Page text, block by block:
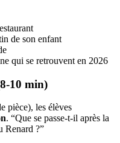
de son enfant
qui se retrouvent en 2026
10 min)
pièce), les élèves
. “Que se passe-t-il après la
Renard ?”